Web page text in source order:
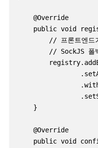
    @Override
public void
// 프론트엔드
// SockJS 폴
    }
    @Override
public void